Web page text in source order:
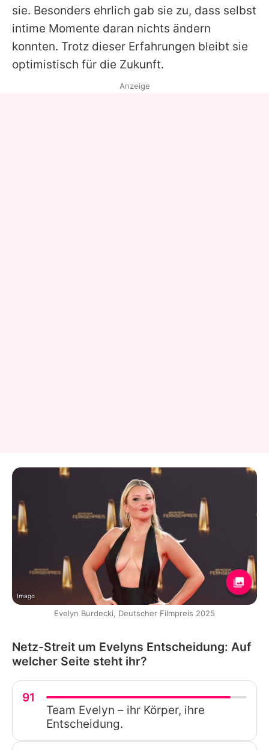
sie. Besonders ehrlich gab sie zu, dass selbst
intime Momente daran nichts ändern
konnten. Trotz dieser Erfahrungen bleibt sie
optimistisch für die Zukunft.
Anzeige
Imago
Evelyn Burdecki, Deutscher Filmpreis 2025
Netz-Streit um Evelyns Entscheidung: Auf
welcher Seite steht ihr?
91
Team Evelyn – ihr Körper, ihre
Entscheidung.